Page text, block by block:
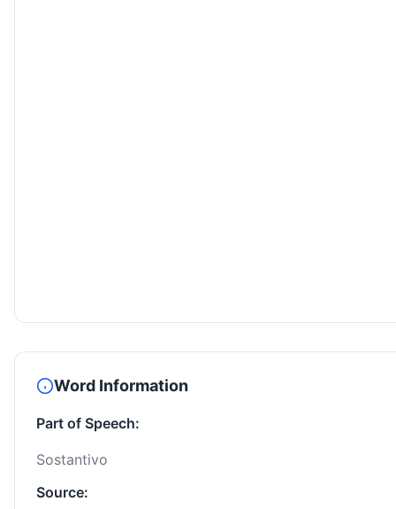
Word Information
Part of Speech:
Sostantivo
Source: